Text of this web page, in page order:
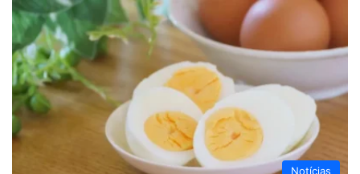
Notícias